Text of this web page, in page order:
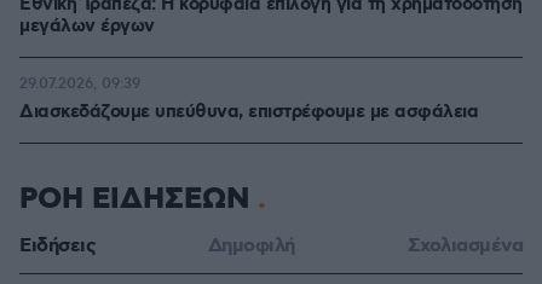
Εθνική Τράπεζα: Η κορυφαία επιλογή για τη χρηματοδότηση
μεγάλων έργων
Διασκεδάζουμε υπεύθυνα, επιστρέφουμε με ασφάλεια
29.07.2026, 09:39
ΡΟΗ ΕΙΔΗΣΕΩΝ
Ειδήσεις Δημοφιλή Σχολιασμένα